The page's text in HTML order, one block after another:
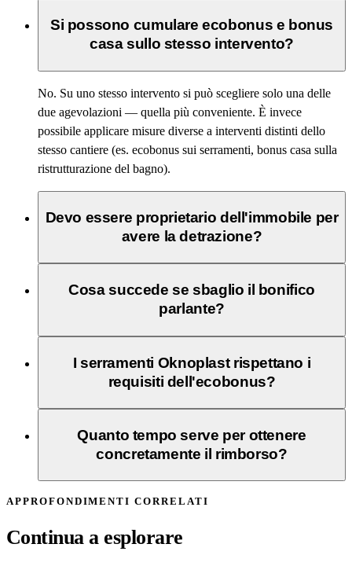
Si possono cumulare ecobonus e bonus
casa sullo stesso intervento?
No. Su uno stesso intervento si può scegliere solo una delle
due agevolazioni — quella più conveniente. È invece
possibile applicare misure diverse a interventi distinti dello
stesso cantiere (es. ecobonus sui serramenti, bonus casa sulla
ristrutturazione del bagno).
Devo essere proprietario dell'immobile per
avere la detrazione?
Cosa succede se sbaglio il bonifico
parlante?
I serramenti Oknoplast rispettano i
requisiti dell'ecobonus?
Quanto tempo serve per ottenere
concretamente il rimborso?
APPROFONDIMENTI CORRELATI
Continua a esplorare